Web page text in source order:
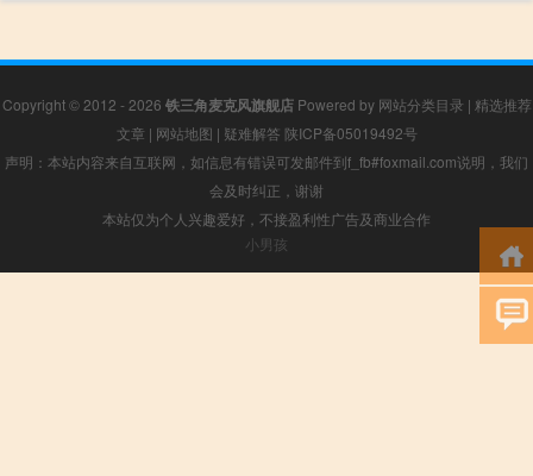
Copyright © 2012 - 2026 铁三角麦克风旗舰店Powered by 网站分类目录 | 精选推荐
文章 | 网站地图 | 疑难解答 陕ICP备05019492号
声明：本站内容来自互联网，如信息有错误可发邮件到f_fb#foxmail.com说明，我们
会及时纠正，谢谢
本站仅为个人兴趣爱好，不接盈利性广告及商业合作
小男孩